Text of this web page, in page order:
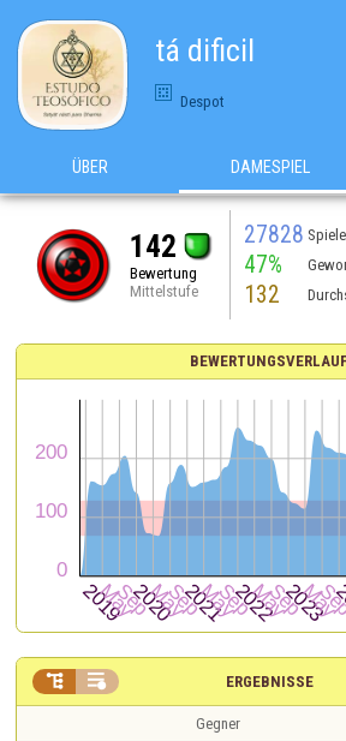
tá dificil
Despot
ÜBER DAMESPIEL
142
Bewertung
Mittelstufe
27828 Spiele
47%
132
BEWERTUNGSVERLAUF
ERGEBNISSE
 
Gegner